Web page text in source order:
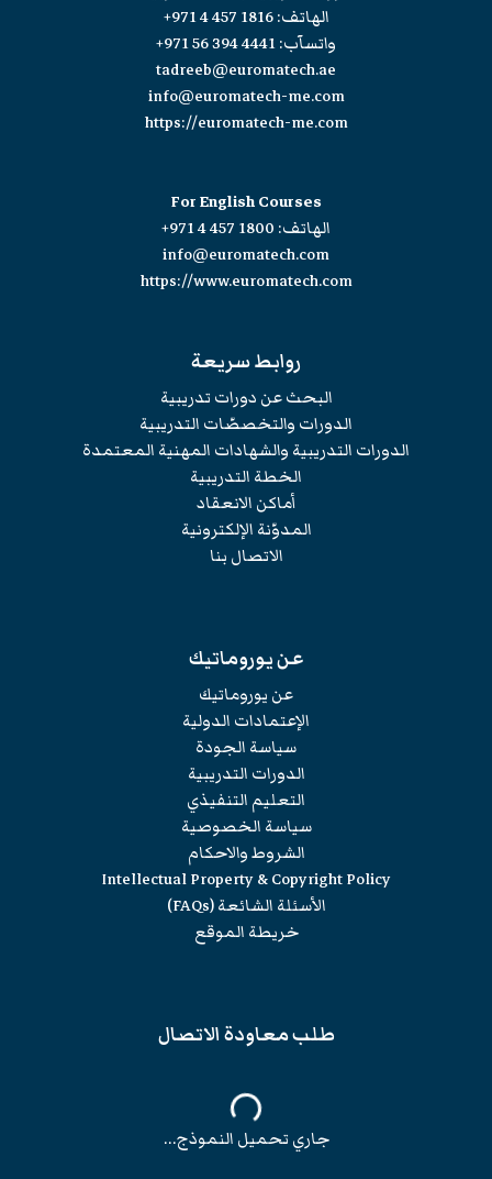
الهاتف:+971 4 457 1816
واتسآب:+971 56 394 4441
tadreeb@euromatech.ae
info@euromatech-me.com
https://euromatech-me.com
For English Courses
الهاتف: +971 4 457 1800
info@euromatech.com
https://www.euromatech.com
روابط سريعة
البحث عن دورات تدريبية
الدورات والتخصصّات التدريبية
الدورات التدريبية والشهادات المهنية المعتمدة
الخطة التدريبية
أماكن الانعقاد
المدوّنة الإلكترونية
الاتصال بنا
عن يوروماتيك
عن يوروماتيك
الإعتمادات الدولية
سياسة الجودة
الدورات التدريبية
التعليم التنفيذي
سياسة الخصوصية
الشروط والاحكام
Intellectual Property & Copyright Policy
الأسئلة الشائعة (FAQs)
خريطة الموقع
طلب معاودة الاتصال
جاري تحميل النموذج...